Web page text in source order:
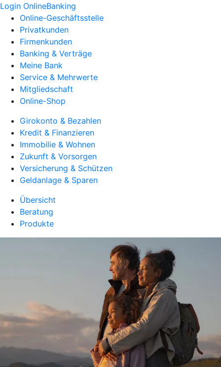
Login OnlineBanking
Online-Geschäftsstelle
Privatkunden
Firmenkunden
Banking & Verträge
Meine Bank
Service & Mehrwerte
Mitgliedschaft
Online-Shop
Girokonto & Bezahlen
Kredit & Finanzieren
Immobilie & Wohnen
Zukunft & Vorsorgen
Versicherung & Schützen
Geldanlage & Sparen
Übersicht
Beratung
Produkte